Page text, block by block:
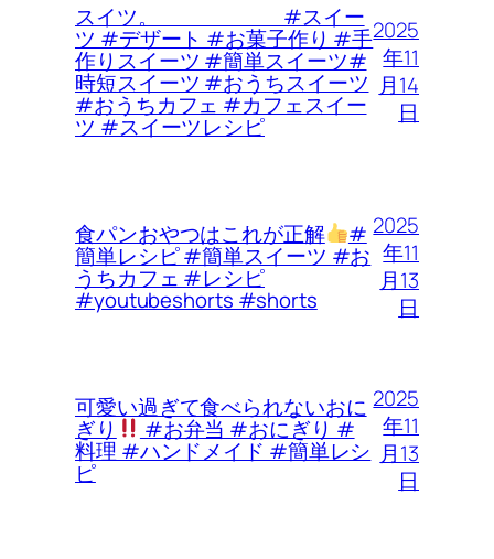
スイツ。 #スイー
ツ #デザート #お菓子作り #手
作りスイーツ #簡単スイーツ#
時短スイーツ #おうちスイーツ
#おうちカフェ #カフェスイー
ツ #スイーツレシピ
2025
年11
月14
日
食パンおやつはこれが正解 #
簡単レシピ #簡単スイーツ #お
うちカフェ #レシピ
#youtubeshorts #shorts
2025
年11
月13
日
可愛い過ぎて食べられないおに
ぎり #お弁当 #おにぎり #
料理 #ハンドメイド #簡単レシ
ピ
2025
年11
月13
日